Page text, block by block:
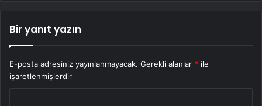
Bir yanıt yazın
E-posta adresiniz yayınlanmayacak. Gerekli alanlar * ile
işaretlenmişlerdir